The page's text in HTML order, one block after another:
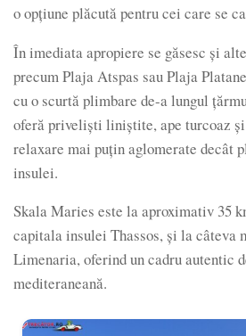
o opţiune plăcută pentru cei care se
În imediata apropiere se găsesc şi
precum Plaja Atspas sau Plaja
cu o scurtă plimbare de-a lungul
oferă privelişti liniştite, ape turcoaz
relaxare mai puţin aglomerate decât
insulei.
Skala Maries este la aproximativ 35
capitala insulei Thassos, şi la câteva
Limenaria, oferind un cadru autentic
mediteraneană.